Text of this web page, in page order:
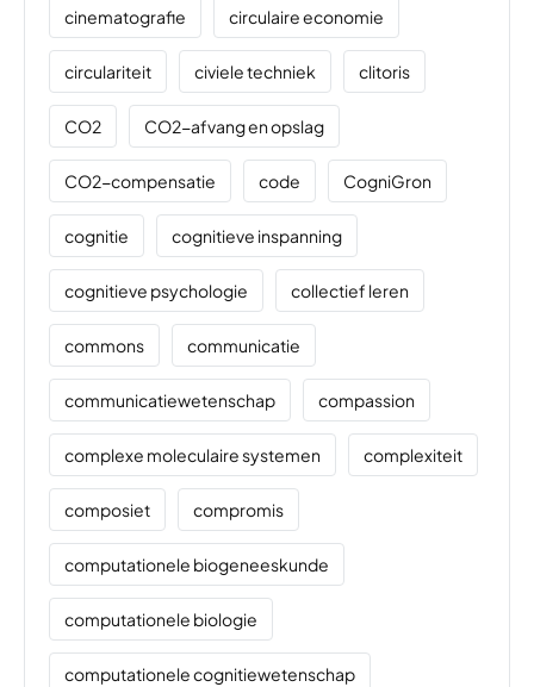
cinematografie circulaire economie
circulariteit civiele techniek clitoris
CO2 CO2-afvang en opslag
CO2-compensatie code CogniGron
cognitie cognitieve inspanning
cognitieve psychologie collectief leren
commons communicatie
communicatiewetenschap compassion
complexe moleculaire systemen complexiteit
composiet compromis
computationele biogeneeskunde
computationele biologie
computationele cognitiewetenschap